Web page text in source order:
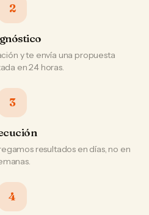
2
y te envía una propuesta
en 24 horas.
3
resultados en días, no en
4